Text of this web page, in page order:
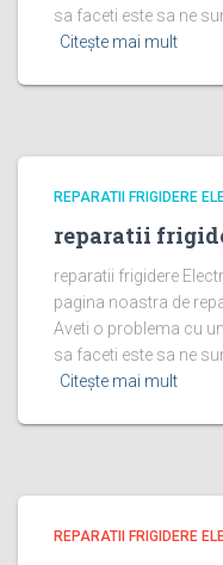
sa faceti este sa ne
Citește mai mult
REPARATII FRIGIDERE
reparatii
reparatii frigidere
pagina noastra de
Aveti o problema cu
sa faceti este sa ne
Citește mai mult
REPARATII FRIGIDERE